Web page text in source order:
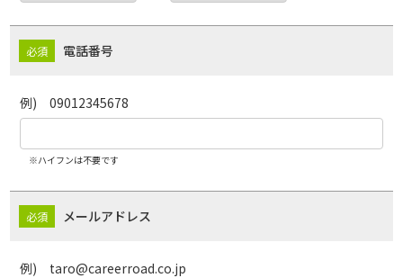
電話番号
例) 09012345678
※ハイフンは不要です
メールアドレス
例) taro@careerroad.co.jp